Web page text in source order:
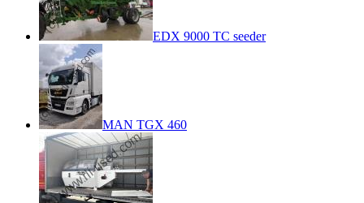
EDX 9000 TC seeder
MAN TGX 460